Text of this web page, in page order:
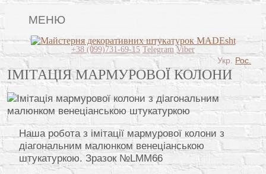
МЕНЮ
Lincrusta
Види штукатурок
Поклейка шпалер
Картини
Декоративні панно
Відео
+38 (099)731-69-15 Telegram Viber
ІМІТАЦІЯ МАРМУРОВОЇ КОЛОНИ
Наша робота з імітації мармурової колони з
діагональним малюнком венеціанською
штукатуркою. Зразок №LMM66
Укр. Рос.